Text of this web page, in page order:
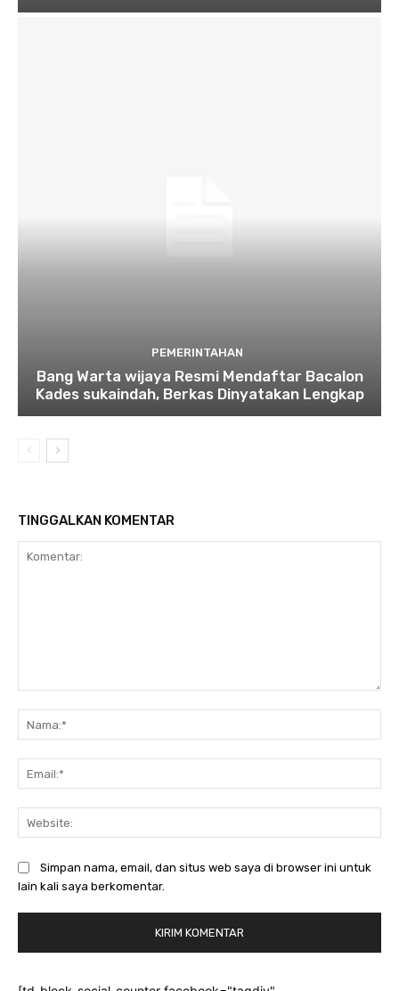
PEMERINTAHAN
Bang Warta wijaya Resmi Mendaftar Bacalon
Kades sukaindah, Berkas Dinyatakan Lengkap
TINGGALKAN KOMENTAR
Simpan nama, email, dan situs web saya di browser ini untuk
lain kali saya berkomentar.